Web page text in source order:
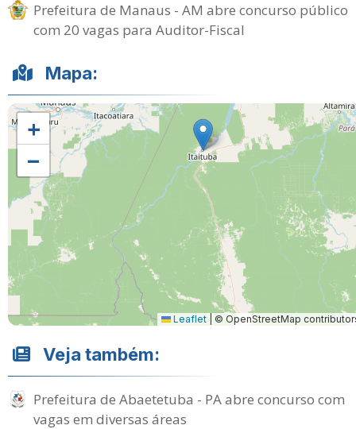
Prefeitura de Manaus - AM abre concurso público
com 20 vagas para Auditor-Fiscal
Mapa:
+
−
Leaflet © OpenStreetMap
Veja também:
Prefeitura de Abaetetuba - PA abre concurso com
vagas em diversas áreas